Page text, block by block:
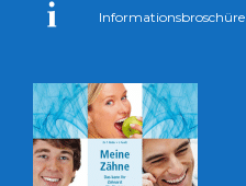
Informationsbroschüre